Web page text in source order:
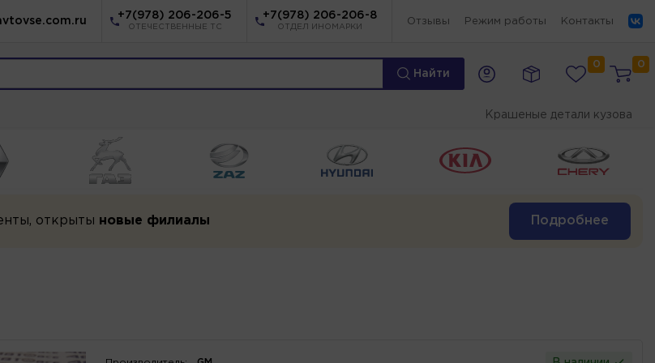
+7(978) 206-206-5
ОТЕЧЕСТВЕННЫЕ ТС
+7(978) 206-206-8
ОТДЕЛ ИНОМАРКИ
Отзывы Режим работы Контакты
Найти
0 0
Крашеные детали кузова
открыты новые филиалы Подробнее